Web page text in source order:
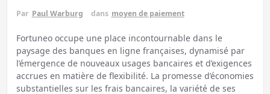
Par Paul Warburg dans moyen de paiement
Fortuneo occupe une place incontournable dans le
paysage des banques en ligne françaises, dynamisé par
l’émergence de nouveaux usages bancaires et d’exigences
accrues en matière de flexibilité. La promesse d’économies
substantielles sur les frais bancaires, la variété de ses